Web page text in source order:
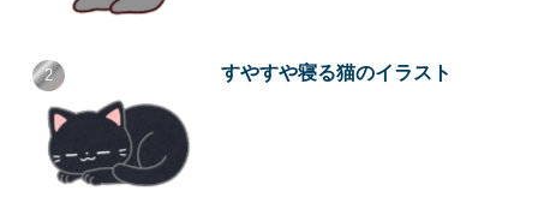
すやすや寝る猫のイラスト